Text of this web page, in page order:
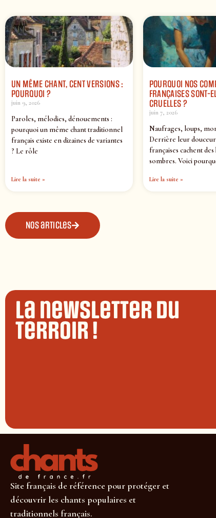
UN MÊME CHANT, CENT VERSIONS :
POURQUOI ?
juin 9, 2026
Paroles, mélodies, dénouements :
pourquoi un même chant traditionnel
français existe en dizaines de variantes
? Le rôle
Lire la suite »
POURQUOI NOS
FRANÇAISES SONT-
CRUELLES ?
juin 7, 2026
Naufrages, loups,
Derrière leur
françaises cachent
sombres. Voici
Lire la suite »
Nos articles
La newsletter du
terroir !
Site français de référence pour protéger et
découvrir les chants populaires et
traditionnels français.